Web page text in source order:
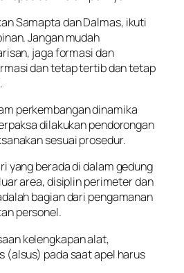
Samapta dan Dalmas, ikuti
Jangan mudah
jaga formasi dan
dan tetap tertib dan tetap
perkembangan dinamika
dilakukan pendorongan
sesuai prosedur.
yang berada di dalam gedung
area, disiplin perimeter dan
bagian dari pengamanan
personel.
kelengkapan alat,
(alsus) pada saat apel harus